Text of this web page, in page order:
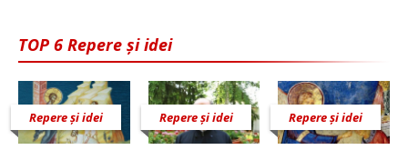
TOP 6 Repere și idei
Repere și idei Repere și idei Repere și idei